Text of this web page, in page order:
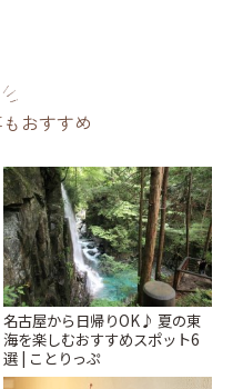
おすすめ
名古屋から日帰りOK♪ 夏の東
海を楽しむおすすめスポット6
選 | ことりっぷ